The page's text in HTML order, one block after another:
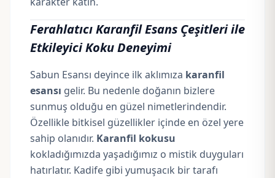
Ferahlatıcı Karanfil Esans Çeşitleri ile
Etkileyici Koku Deneyimi
Sabun Esansı deyince ilk aklımıza karanfil
esansı gelir. Bu nedenle doğanın bizlere
sunmuş olduğu en güzel nimetlerindendir.
Özellikle bitkisel güzellikler içinde en özel yere
sahip olanıdır. Karanfil kokusu
kokladığımızda yaşadığımız o mistik duyguları
hatırlatır. Kadife gibi yumuşacık bir tarafı